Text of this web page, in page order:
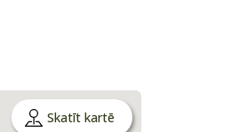
Skatīt kartē